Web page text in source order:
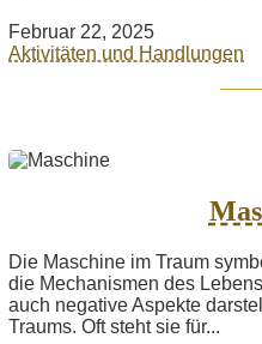
Februar 22, 2025
Aktivitäten und Handlungen
Die Maschine im Traum
die Mechanismen des
auch negative Aspekte
Traums. Oft steht sie für...